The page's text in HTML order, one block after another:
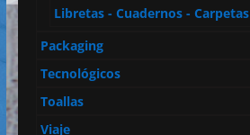
Libretas - Cuadernos - Carpetas
Packaging
Tecnológicos
Toallas
Viaje